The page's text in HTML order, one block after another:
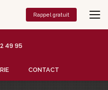
49 95
CONTACT
Rappel gratuit